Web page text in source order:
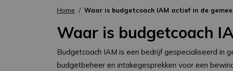
Home Waar is budgetcoach IAM actief in de
Waar is budgetcoach
Budgetcoach IAM is een bedrijf gespecialiseerd in
budgetbeheer en intakegesprekken voor een